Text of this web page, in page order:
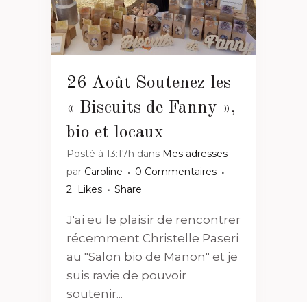
26 Août Soutenez les
« Biscuits de Fanny »,
bio et locaux
Posté à 13:17h dans Mes adresses
par Caroline
0 Commentaires
2 Likes Share
J'ai eu le plaisir de rencontrer
récemment Christelle Paseri
au "Salon bio de Manon" et je
suis ravie de pouvoir
soutenir...